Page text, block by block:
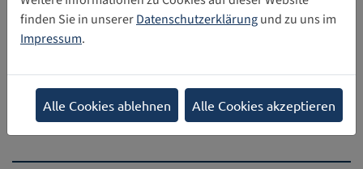
Direkter Download
finden Sie in unsererDatenschutzerklärungund zu uns im
Impressum.
Alle Cookies ablehnen Alle Cookies akzeptieren